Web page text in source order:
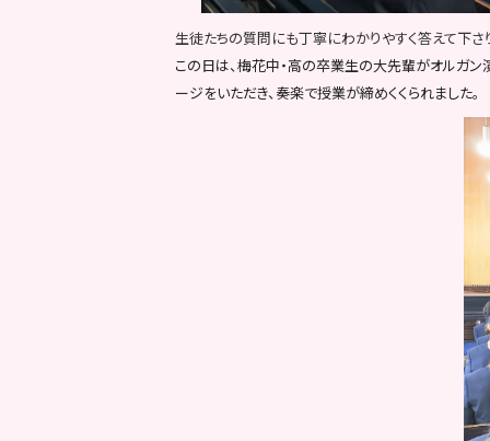
生徒たちの質問にも丁寧にわかりやすく答えて下さ
この日は、梅花中・高の卒業生の大先輩がオルガン
ージをいただき、奏楽で授業が締めくくられました。